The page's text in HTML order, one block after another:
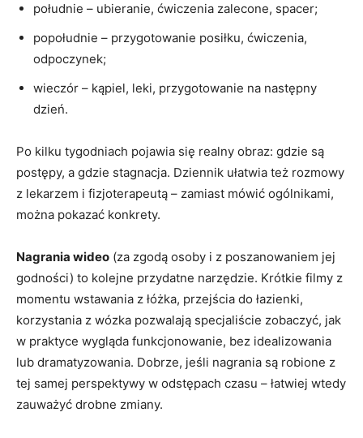
południe – ubieranie, ćwiczenia zalecone, spacer;
popołudnie – przygotowanie posiłku, ćwiczenia,
odpoczynek;
wieczór – kąpiel, leki, przygotowanie na następny
dzień.
Po kilku tygodniach pojawia się realny obraz: gdzie są
postępy, a gdzie stagnacja. Dziennik ułatwia też rozmowy
z lekarzem i fizjoterapeutą – zamiast mówić ogólnikami,
można pokazać konkrety.
Nagrania wideo (za zgodą osoby i z poszanowaniem jej
godności) to kolejne przydatne narzędzie. Krótkie filmy z
momentu wstawania z łóżka, przejścia do łazienki,
korzystania z wózka pozwalają specjaliście zobaczyć, jak
w praktyce wygląda funkcjonowanie, bez idealizowania
lub dramatyzowania. Dobrze, jeśli nagrania są robione z
tej samej perspektywy w odstępach czasu – łatwiej wtedy
zauważyć drobne zmiany.